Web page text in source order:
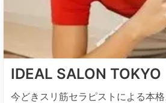
IDEAL SALON TOKYO
今どきスリ筋セラピストによる本